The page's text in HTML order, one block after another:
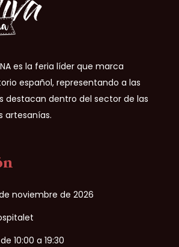
es la feria líder que marca
español, representando a las
destacan dentro del sector de las
artesanías.
noviembre de 2026
10:00 a 19:30